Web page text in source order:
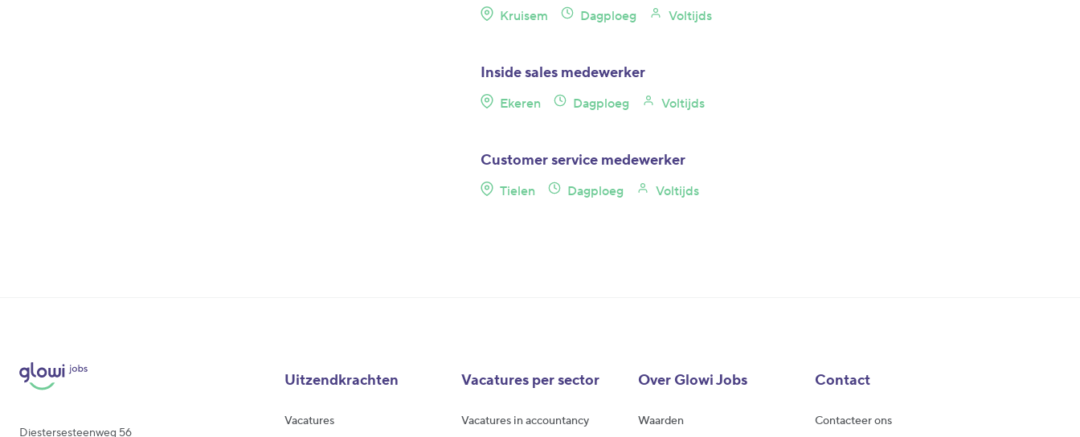
Kruisem Dagploeg Voltijds
Inside sales medewerker
Ekeren Dagploeg Voltijds
Customer service medewerker
Tielen Dagploeg Voltijds
Diestersesteenweg 56
Uitzendkrachten
Vacatures
Vacatures per sector
Vacatures in accountancy
Over Glowi Jobs
Waarden
Contact
Contacteer ons